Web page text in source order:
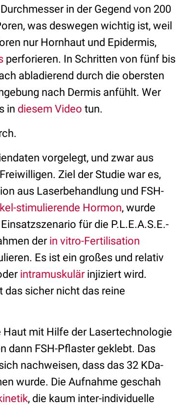
in der Gegend von 200
was deswegen wichtig ist, weil
nur Hornhaut und Epidermis,
perforieren. In Schritten von fünf bis
abladierend durch die obersten
nach Dermis anfühlt. Wer
in diesem Video tun.
vorgelegt, und zwar aus
Ziel der Studie war es,
aus Laserbehandlung und FSH-
stimulierende Hormon, wurde
für die P.L.E.A.S.E.-
der in vitro-Fertilisation
Es ist ein großes und relativ
intramuskulärinjiziert wird.
sicher nicht das reine
Haut mit Hilfe der Lasertechnologie
dann FSH-Pflaster geklebt. Das
nachweisen, dass das 32 KDa-
wurde. Die Aufnahme geschah
, die kaum inter-individuelle